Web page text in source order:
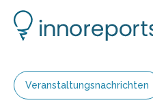
Veranstaltungsnachrichten